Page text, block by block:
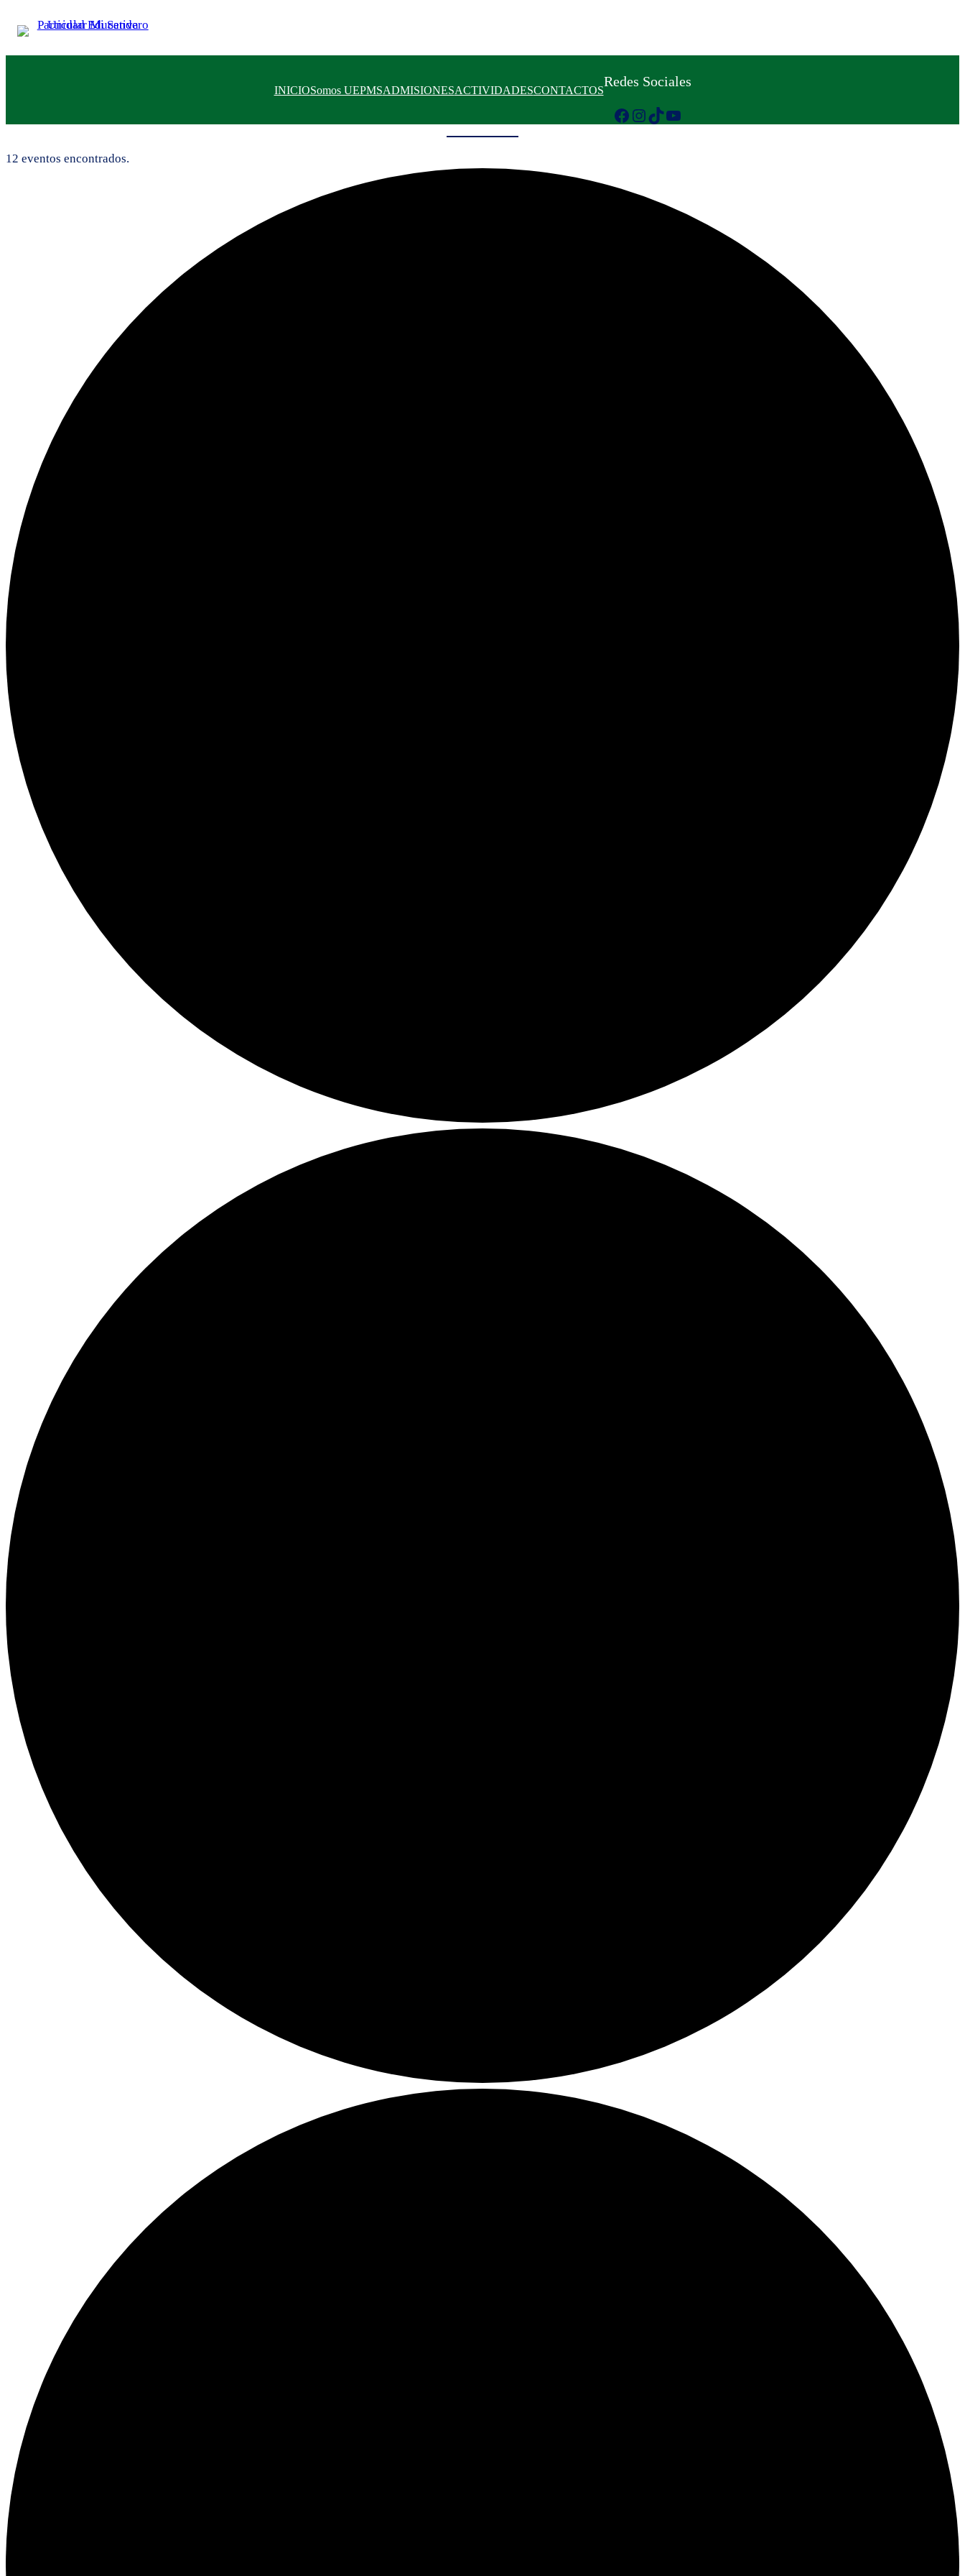
INICIOSomos UEPMSADMISIONESACTIVIDADESCONTACTOS
Redes Sociales
Facebook Instagram TikTok YouTube
12 eventos encontrados.